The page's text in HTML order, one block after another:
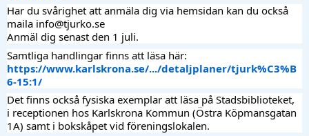
Har du svårighet att anmäla dig via hemsidan kan du också
maila info@tjurko.se
Anmäl dig senast den 1 juli.
Samtliga handlingar finns att läsa här:
https://www.karlskrona.se/.../detaljplaner/tjurk%C3%B
6-15:1/
Det finns också fysiska exemplar att läsa på Stadsbiblioteket,
i receptionen hos Karlskrona Kommun (Östra Köpmansgatan
1A) samt i bokskåpet vid föreningslokalen.